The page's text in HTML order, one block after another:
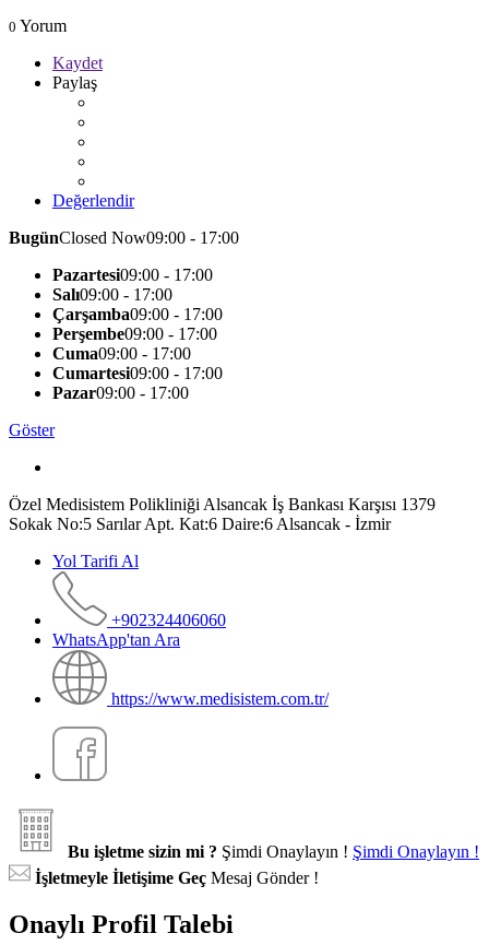
0 Yorum
Kaydet
Paylaş
Değerlendir
BugünClosed Now09:00 - 17:00
Pazartesi09:00 - 17:00
Salı09:00 - 17:00
Çarşamba09:00 - 17:00
Perşembe09:00 - 17:00
Cuma09:00 - 17:00
Cumartesi09:00 - 17:00
Pazar09:00 - 17:00
Göster
Özel Medisistem Polikliniği Alsancak İş Bankası Karşısı 1379
Sokak No:5 Sarılar Apt. Kat:6 Daire:6 Alsancak - İzmir
Yol Tarifi Al
+902324406060
WhatsApp'tan Ara
https://www.medisistem.com.tr/
Bu işletme sizin mi ? Şimdi Onaylayın ! Şimdi Onaylayın !
İşletmeyle İletişime Geç Mesaj Gönder !
Onaylı Profil Talebi